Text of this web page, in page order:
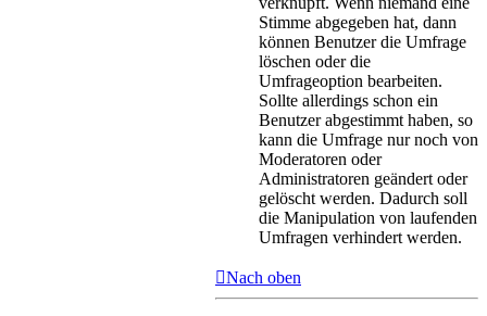
Stimme abgegeben hat, dann
können Benutzer die Umfrage
löschen oder die
Umfrageoption bearbeiten.
Sollte allerdings schon ein
Benutzer abgestimmt haben, so
kann die Umfrage nur noch von
Moderatoren oder
Administratoren geändert oder
gelöscht werden. Dadurch soll
die Manipulation von laufenden
Umfragen verhindert werden.
Nach oben